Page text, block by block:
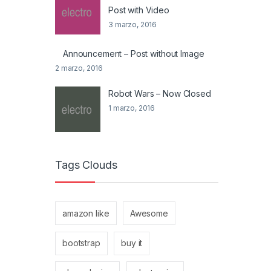
Post with Video
3 marzo, 2016
Announcement – Post without Image
2 marzo, 2016
Robot Wars – Now Closed
1 marzo, 2016
Tags Clouds
amazon like Awesome
bootstrap buy it